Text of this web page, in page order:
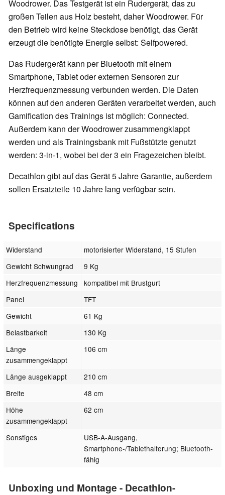
Woodrower. Das Testgerät ist ein Rudergerät, das zu
großen Teilen aus Holz besteht, daher Woodrower. Für
den Betrieb wird keine Steckdose benötigt, das Gerät
erzeugt die benötigte Energie selbst: Selfpowered.
Das Rudergerät kann per Bluetooth mit einem
Smartphone, Tablet oder externen Sensoren zur
Herzfrequenzmessung verbunden werden. Die Daten
können auf den anderen Geräten verarbeitet werden, auch
Gamification des Trainings ist möglich: Connected.
Außerdem kann der Woodrower zusammengklappt
werden und als Trainingsbank mit Fußstützte genutzt
werden: 3-in-1, wobei bei der 3 ein Fragezeichen bleibt.
Decathlon gibt auf das Gerät 5 Jahre Garantie, außerdem
sollen Ersatzteile 10 Jahre lang verfügbar sein.
Specifications
Widerstand
motorisierter Widerstand, 15 Stufen
Gewicht Schwungrad
9 Kg
Herzfrequenzmessung
kompatibel mit Brustgurt
Panel
TFT
Gewicht
61 Kg
Belastbarkeit
130 Kg
Länge
zusammengeklappt
106 cm
Länge ausgeklappt
210 cm
Breite
48 cm
Höhe
zusammengeklappt
62 cm
Sonstiges
USB-A-Ausgang,
Smartphone-/Tablethalterung; Bluetooth-
fähig
Unboxing und Montage - Decathlon-